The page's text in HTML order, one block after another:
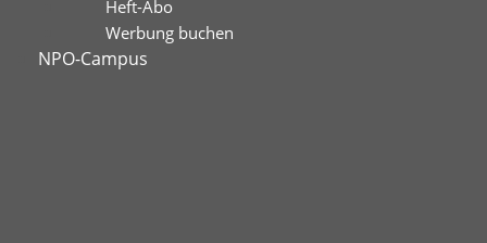
Heft-Abo
Werbung buchen
NPO-Campus